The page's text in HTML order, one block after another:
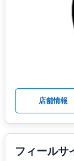
店舗情報
フィールサ